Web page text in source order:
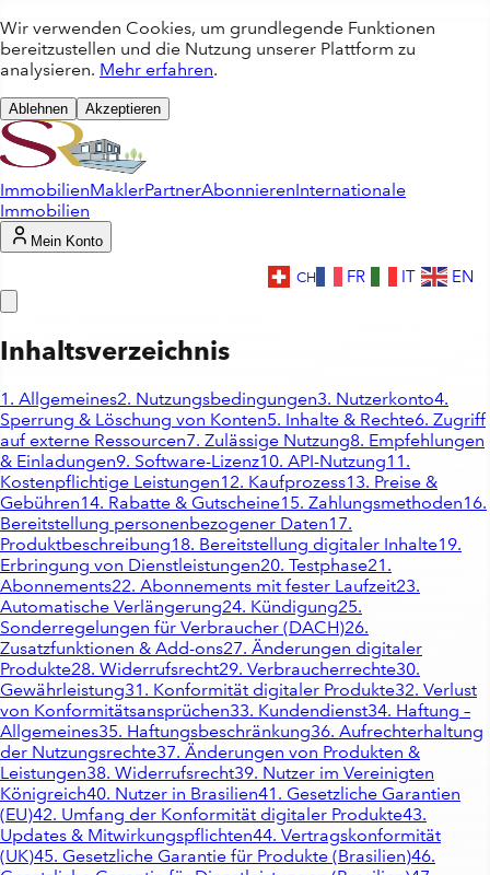
Wir verwenden Cookies, um grundlegende Funktionen
bereitzustellen und die Nutzung unserer Plattform zu
analysieren. Mehr erfahren.
Ablehnen Akzeptieren
ImmobilienMaklerPartnerAbonnierenInternationale
Immobilien
Mein Konto
FR IT EN
Inhaltsverzeichnis
1. Allgemeines2. Nutzungsbedingungen3. Nutzerkonto4.
Sperrung & Löschung von Konten5. Inhalte & Rechte6. Zugriff
auf externe Ressourcen7. Zulässige Nutzung8. Empfehlungen
& Einladungen9. Software-Lizenz10. API-Nutzung11.
Kostenpflichtige Leistungen12. Kaufprozess13. Preise &
Gebühren14. Rabatte & Gutscheine15. Zahlungsmethoden16.
Bereitstellung personenbezogener Daten17.
Produktbeschreibung18. Bereitstellung digitaler Inhalte19.
Erbringung von Dienstleistungen20. Testphase21.
Abonnements22. Abonnements mit fester Laufzeit23.
Automatische Verlängerung24. Kündigung25.
Sonderregelungen für Verbraucher (DACH)26.
Zusatzfunktionen & Add-ons27. Änderungen digitaler
Produkte28. Widerrufsrecht29. Verbraucherrechte30.
Gewährleistung31. Konformität digitaler Produkte32. Verlust
von Konformitätsansprüchen33. Kundendienst34. Haftung –
Allgemeines35. Haftungsbeschränkung36. Aufrechterhaltung
der Nutzungsrechte37. Änderungen von Produkten &
Leistungen38. Widerrufsrecht39. Nutzer im Vereinigten
Königreich40. Nutzer in Brasilien41. Gesetzliche Garantien
(EU)42. Umfang der Konformität digitaler Produkte43.
Updates & Mitwirkungspflichten44. Vertragskonformität
(UK)45. Gesetzliche Garantie für Produkte (Brasilien)46.